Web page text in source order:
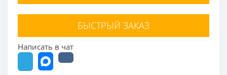
БЫСТРЫЙ ЗАКАЗ
Написать в чат